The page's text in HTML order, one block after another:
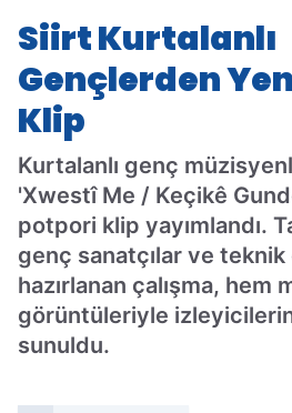
Siirt Kurtalanlı
Gençlerden
Klip
Kurtalanlı genç
'Xwestî Me / Keçikê
potpori klip yayımlandı.
genç sanatçılar ve teknik
hazırlanan çalışma, hem
görüntüleriyle
sunuldu.